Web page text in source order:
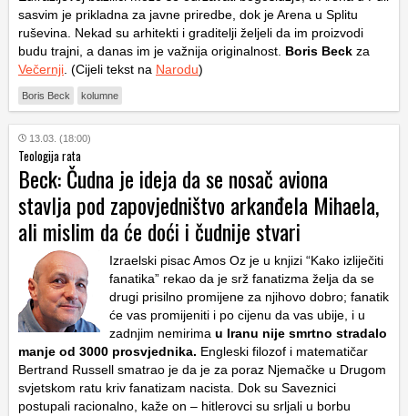
sasvim je prikladna za javne priredbe, dok je Arena u Splitu
ruševina. Nekad su arhitekti i graditelji željeli da im proizvodi
budu trajni, a danas im je važnija originalnost. Boris Beck za
Večernji . (Cijeli tekst na Narodu)
Boris Beck kolumne
13.03. (18:00)
Teologija rata
Beck: Čudna je ideja da se nosač aviona
stavlja pod zapovjedništvo arkanđela Mihaela,
ali mislim da će doći i čudnije stvari
Izraelski pisac Amos Oz je u knjizi “Kako izliječiti
fanatika” rekao da je srž fanatizma želja da se
drugi prisilno promijene za njihovo dobro; fanatik
će vas promijeniti i po cijenu da vas ubije, i u
zadnjim nemirima u Iranu nije smrtno stradalo
manje od 3000 prosvjednika. Engleski filozof i matematičar
Bertrand Russell smatrao je da je za poraz Njemačke u Drugom
svjetskom ratu kriv fanatizam nacista. Dok su Saveznici
postupali racionalno, kaže on – hitlerovci su srljali u borbu